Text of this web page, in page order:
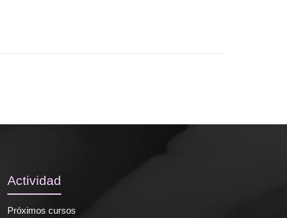
Actividad
Próximos cursos